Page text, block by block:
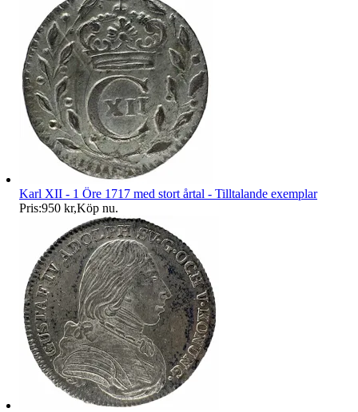
Karl XII - 1 Öre 1717 med stort årtal - Tilltalande exemplar
Pris:950 kr,Köp nu.